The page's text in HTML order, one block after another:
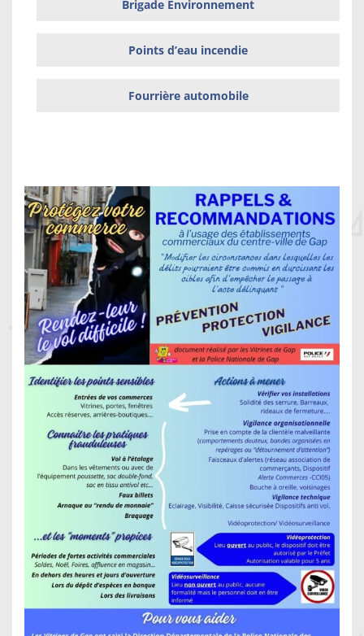
Brigade Environnement
Points d’eau incendie
Fourrière automobile